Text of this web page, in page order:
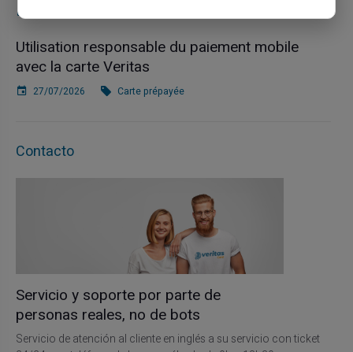
Utilisation responsable du paiement mobile
avec la carte Veritas
27/07/2026 Carte prépayée
Contacto
Servicio y soporte por parte de
personas reales, no de bots
Servicio de atención al cliente en inglés a su servicio con ticket